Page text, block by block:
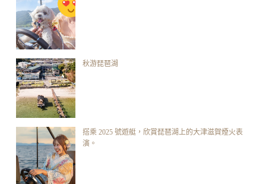
秋游琵琶湖
搭乘 2025 號遊艇，欣賞琵琶湖上的大津滋賀煙火表
演。